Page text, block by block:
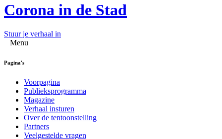
Corona in de Stad
Stuur je verhaal in
Menu
Pagina's
Voorpagina
Publieksprogramma
Magazine
Verhaal insturen
Over de tentoonstelling
Partners
Veelgestelde vragen